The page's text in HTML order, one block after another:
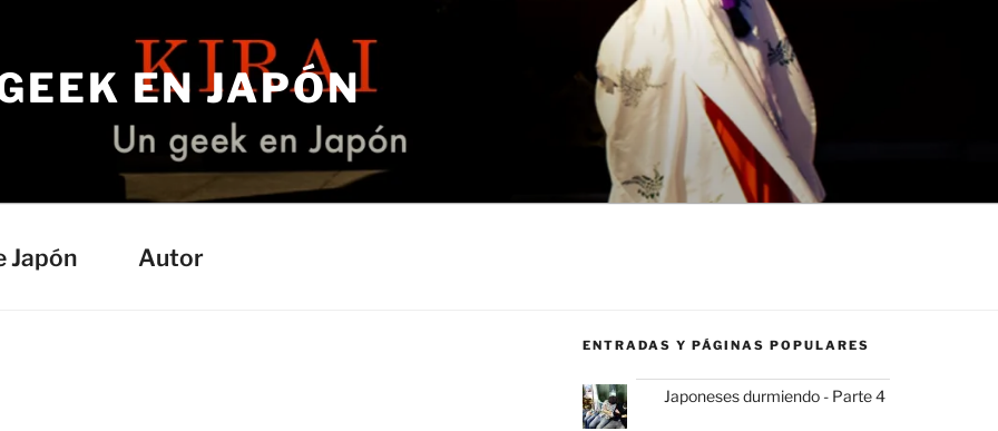
EN JAPÓN
Japón Autor
ENTRADAS Y PÁGINAS POPULARES
Japoneses durmiendo - Parte 4